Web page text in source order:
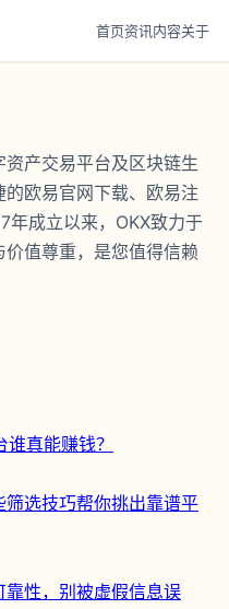
首页资讯内容关于
产交易平台及区块链生
欧易官网下载、欧易注
年成立以来，OKX致力于
值尊重，是您值得信赖
真能赚钱？
选技巧帮你挑出靠谱平
性，别被虚假信息误